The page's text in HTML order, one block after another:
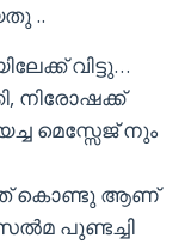
..
വിട്ടു…
നിരോഷക്ക്
മെസ്സേജ് നും
കൊണ്ടു ആണ്
പുണ്ടച്ചി